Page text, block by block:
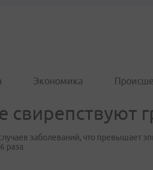
Экономика
свирепствуют
заболеваний, что превышает
раза